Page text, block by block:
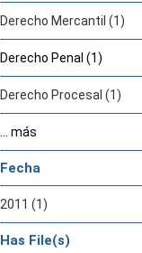
Derecho Mercantil (1)
Derecho Penal (1)
Derecho Procesal (1)
... más
Fecha
2011 (1)
Has File(s)